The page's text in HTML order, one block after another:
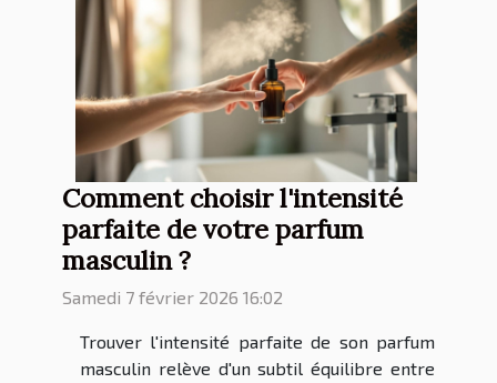
Comment choisir l'intensité
parfaite de votre parfum
masculin ?
Samedi 7 février 2026 16:02
Trouver l'intensité parfaite de son parfum
masculin relève d'un subtil équilibre entre